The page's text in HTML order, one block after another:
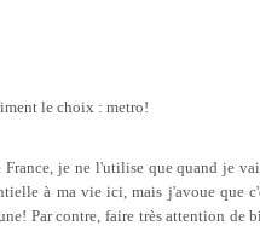
le choix : metro!
France, je ne l'utilise que quand je
à ma vie ici, mais j'avoue que
Par contre, faire très attention de